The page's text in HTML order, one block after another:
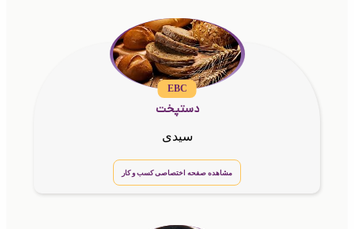
EBC
دستپخت
سیدی
مشاهده صفحه اختصاصی کسب و کار